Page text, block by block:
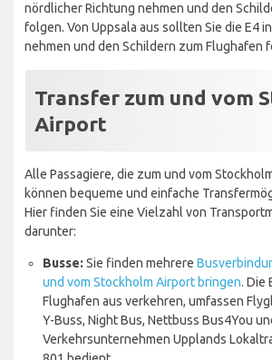
nördlicher Richtung nehmen und den
folgen. Von Uppsala aus sollten Sie die E4
nehmen und den Schildern zum Flughafen
Transfer zum und vom
Airport
Alle Passagiere, die zum und vom
können bequeme und einfache
Hier finden Sie eine Vielzahl von
darunter:
Busse: Sie finden mehrere
und vom Stockholm Airport bringen. Die
Flughafen aus verkehren, umfassen
Y-Buss, Night Bus, Nettbuss Bus4You
Verkehrsunternehmen Upplands